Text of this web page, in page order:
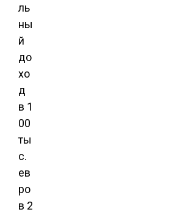
ль
ны
й
до
хо
д
в 1
00
ты
с.
ев
ро
в 2